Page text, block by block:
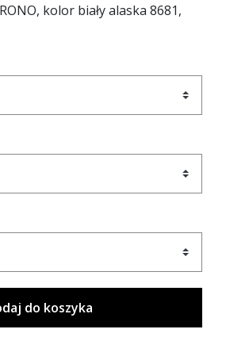
kolor biały alaska 8681,
do koszyka